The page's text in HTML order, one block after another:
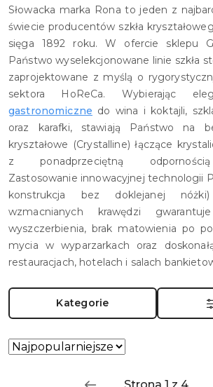
Słowacka marka Rona to jeden z
świecie producentów szkła
sięga 1892 roku. W ofercie sklepu
Państwo wyselekcjonowane linie szkła
zaprojektowane z myślą o
sektora HoReCa. Wybierając
gastronomiczne do wina i koktajli,
oraz karafki, stawiają Państwo na
kryształowe (Crystalline) łączące
z ponadprzeciętną
Zastosowanie innowacyjnej technologii
konstrukcja bez doklejanej
wzmacnianych krawędzi
wyszczerbienia, brak matowienia po
mycia w wyparzarkach oraz
restauracjach, hotelach i salach
Kategorie
Zastosowano
Najpopularniejsze.
Sortuj